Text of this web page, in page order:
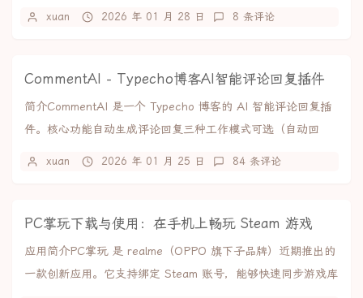
xuan 2026 年 01 月 28 日 8 条评论
CommentAI - Typecho博客AI智能评论回复插件
简介CommentAI 是一个 Typecho 博客的 AI 智能评论回复插
件。核心功能自动生成评论回复三种工作模式可选（自动回
xuan 2026 年 01 月 25 日 84 条评论
PC掌玩下载与使用：在手机上畅玩 Steam 游戏
应用简介PC掌玩 是 realme（OPPO 旗下子品牌）近期推出的
一款创新应用。它支持绑定 Steam 账号，能够快速同步游戏库